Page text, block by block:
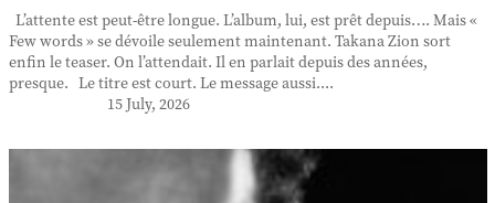
L’attente est peut-être longue. L’album, lui, est prêt depuis…. Mais «
Few words » se dévoile seulement maintenant. Takana Zion sort
enfin le teaser. On l’attendait. Il en parlait depuis des années,
presque. Le titre est court. Le message aussi....
15 July, 2026